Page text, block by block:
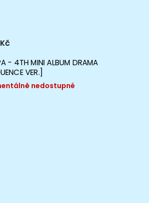
- 4TH MINI ALBUM DRAMA
VER.]
nedostupné